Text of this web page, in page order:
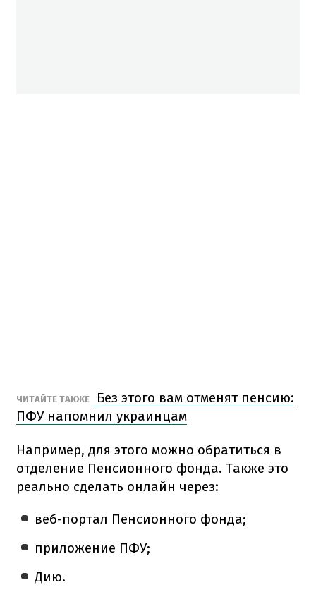
ЧИТАЙТЕ ТАКЖЕ
Без этого вам отменят пенсию:
ПФУ напомнил украинцам
Например, для этого можно обратиться в
отделение Пенсионного фонда. Также это
реально сделать онлайн через:
веб-портал Пенсионного фонда;
приложение ПФУ;
Дию.